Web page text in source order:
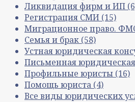
Ликвидация фирм и ИП
Регистрация СМИ (15)
Миграционное право.
Семья и брак (58)
Устная юридическая
Письменная
Профильные юристы (16)
Помощь юриста (4)
Все виды юридических